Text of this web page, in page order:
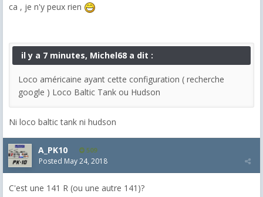
ca , je n'y peux rien
il y a 7 minutes, Michel68 a dit :
Loco américaine ayant cette configuration ( recherche
google ) Loco Baltic Tank ou Hudson
Ni loco baltic tank ni hudson
A_PK10 509
Posted May 24, 2018
C'est une 141 R (ou une autre 141)?